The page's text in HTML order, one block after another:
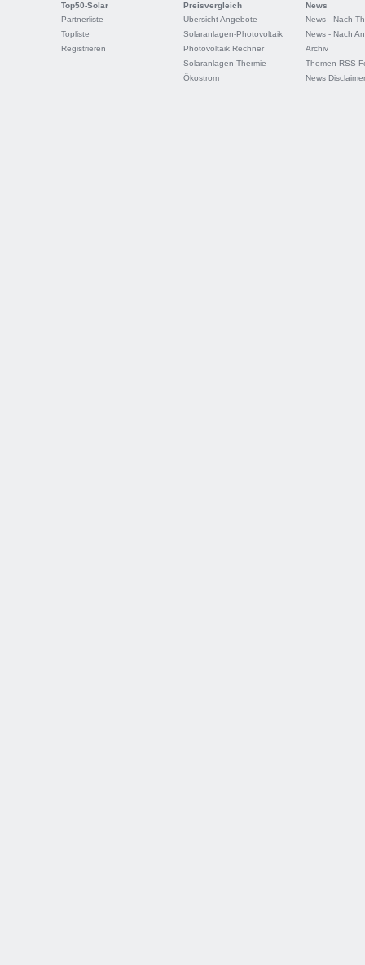
Top50-Solar
Partnerliste
Topliste
Registrieren
Preisvergleich
Übersicht Angebote
Solaranlagen-Photovoltaik
Photovoltaik Rechner
Solaranlagen-Thermie
Ökostrom
News
News - Nach
News - Nach
Archiv
Themen RSS-
News Disclaimer